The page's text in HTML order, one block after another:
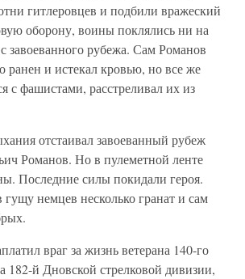
гитлеровцев и подбили вражеский
оборону, воины поклялись ни на
завоеванного рубежа. Сам Романов
ранен и истекал кровью, но все же
с фашистами, расстреливал их из
отстаивал завоеванный рубеж
Романов. Но в пулеметной ленте
Последние силы покидали героя.
немцев несколько гранат и сам
враг за жизнь ветерана 140-го
182-й Дновской стрелковой дивизии,